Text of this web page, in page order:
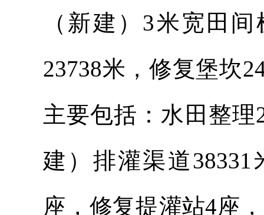
（新建）3米宽田
23738米，修复堡坎
主要包括：水田整理
建）排灌渠道
座，修复提灌站4座